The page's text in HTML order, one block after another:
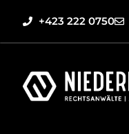
+423 222 0750